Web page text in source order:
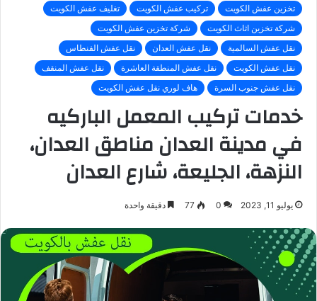
تخزين عفش الكويت تركيب عفش الكويت
تغليف عفش الكويت
شركة تخزين اثاث الكويت
شركة تخزين عفش الكويت
نقل عفش السالمية
نقل عفش العدان
نقل عفش الفنطاس
نقل عفش الكويت
نقل عفش المنطقة العاشرة
نقل عفش المنقف
نقل عفش جنوب السرة
هاف لوري نقل عفش الكويت
خدمات تركيب المعمل الباركيه
في مدينة العدان مناطق العدان،
النزهة، الجليعة، شارع العدان
يوليو 11, 2023 0
77 دقيقة واحدة